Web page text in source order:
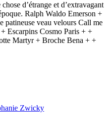
d’étrange et d’extravagant
Ralph Waldo Emerson +
patineuse veau velours Call me
Escarpins Cosmo Paris + +
Martyr + Broche Bena + +
Zwicky